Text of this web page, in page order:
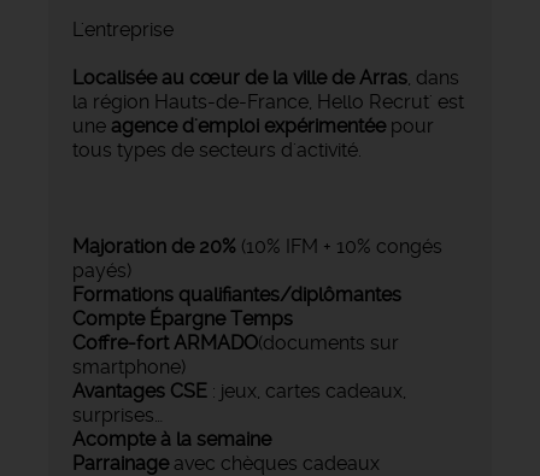
L'entreprise
Localisée au cœur de la ville de Arras , dans
la région Hauts-de-France, Hello Recrut' est
une agence d'emploi expérimentéepour
tous types de secteurs d'activité.
Majoration de 20% (10% IFM + 10% congés
payés)
Formations qualifiantes/diplômantes
Compte Épargne Temps
Coffre-fort ARMADO(documents sur
smartphone)
Avantages CSE : jeux, cartes cadeaux,
surprises…
Acompte à la semaine
Parrainageavec chèques cadeaux